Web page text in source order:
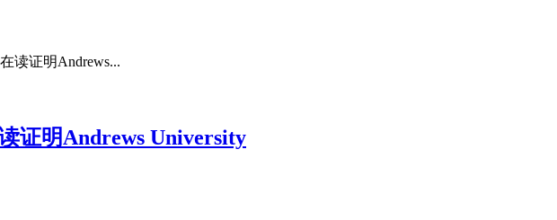
读证明Andrews...
证明Andrews University